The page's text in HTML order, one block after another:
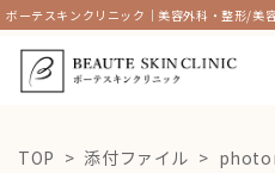
ボーテスキンクリニック｜美容外科・整形/美
TOP 添付ファイル